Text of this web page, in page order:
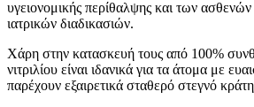
υγειονομικής περίθαλψης και των ασθενών
ιατρικών διαδικασιών.
Χάρη στην κατασκευή τους από 100%
νιτριλίου είναι ιδανικά για τα άτομα με
παρέχουν εξαιρετικά σταθερό στεγνό